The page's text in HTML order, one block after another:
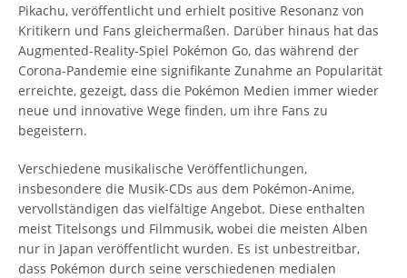
Pikachu, veröffentlicht und erhielt positive Resonanz von
Kritikern und Fans gleichermaßen. Darüber hinaus hat das
Augmented-Reality-Spiel Pokémon Go, das während der
Corona-Pandemie eine signifikante Zunahme an Popularität
erreichte, gezeigt, dass die Pokémon Medien immer wieder
neue und innovative Wege finden, um ihre Fans zu
begeistern.
Verschiedene musikalische Veröffentlichungen,
insbesondere die Musik-CDs aus dem Pokémon-Anime,
vervollständigen das vielfältige Angebot. Diese enthalten
meist Titelsongs und Filmmusik, wobei die meisten Alben
nur in Japan veröffentlicht wurden. Es ist unbestreitbar,
dass Pokémon durch seine verschiedenen medialen